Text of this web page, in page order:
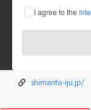
I agree to the
在住国：日本 現在
出身国：日本 出身
妄想しまんとせいか
げるための活動をし
shimanto-iju.jp/